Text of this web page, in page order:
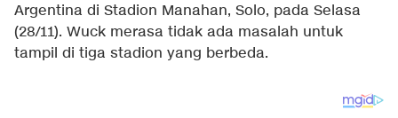
Argentina di Stadion Manahan, Solo, pada Selasa
(28/11). Wuck merasa tidak ada masalah untuk
tampil di tiga stadion yang berbeda.